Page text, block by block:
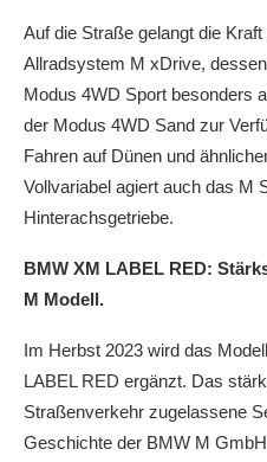
Auf die Straße gelangt die
Allradsystem M xDrive,
Modus 4WD Sport besonders
der Modus 4WD Sand zur
Fahren auf Dünen und
Vollvariabel agiert auch das M
Hinterachsgetriebe.
BMW XM LABEL RED:
M Modell.
Im Herbst 2023 wird das
LABEL RED ergänzt. Das
Straßenverkehr zugelassene
Geschichte der BMW M